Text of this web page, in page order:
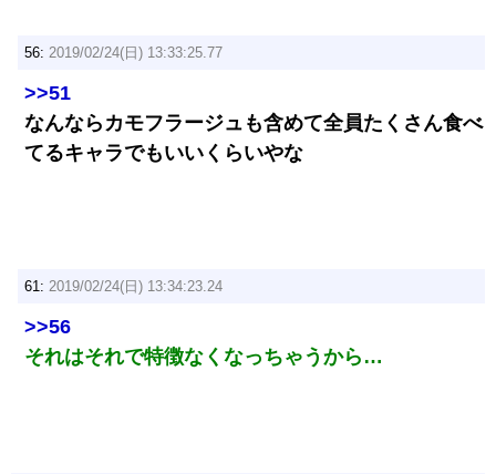
56: 2019/02/24(日) 13:33:25.77
>>51
なんならカモフラージュも含めて全員たくさん食べ
てるキャラでもいいくらいやな
61: 2019/02/24(日) 13:34:23.24
>>56
それはそれで特徴なくなっちゃうから…